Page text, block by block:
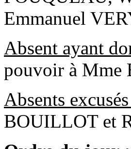
Emmanuel
Absent ayant
pouvoir à
Absents
BOUILLOT et